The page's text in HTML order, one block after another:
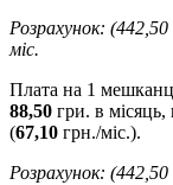
Розрахунок: (442,50
міс.
Плата на 1
88,50 гри. в
(67,10 грн./міс.).
Розрахунок: (442,50